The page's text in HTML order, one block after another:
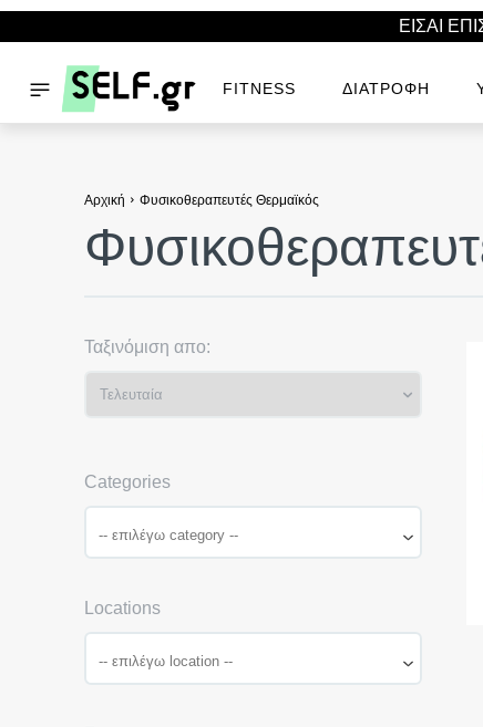
ΕΙΣΑΙ
FITNESS ΔΙΑΤΡΟΦΉ
Αρχική Φυσικοθεραπευτές Θερμαϊκός
Ταξινόμιση απο:
Categories
Locations